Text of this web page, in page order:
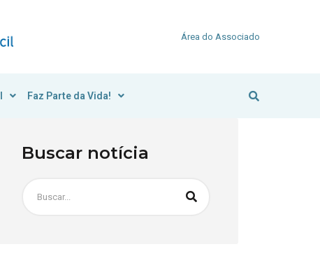
Área do Associado
Faz Parte da Vida!
Buscar notícia